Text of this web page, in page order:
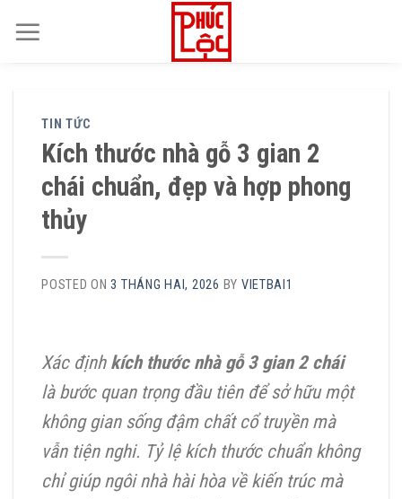
TIN TỨC
Kích thước nhà gỗ 3 gian 2
chái chuẩn, đẹp và hợp phong
thủy
POSTED ON3 THÁNG HAI, 2026 BY VIETBAI1
Xác định kích thước nhà gỗ 3 gian 2 chái
là bước quan trọng đầu tiên để sở hữu một
không gian sống đậm chất cổ truyền mà
vẫn tiện nghi. Tỷ lệ kích thước chuẩn không
chỉ giúp ngôi nhà hài hòa về kiến trúc mà